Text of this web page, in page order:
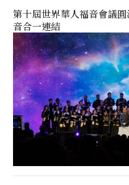
第十屆世界華人福音會議
音合一連結